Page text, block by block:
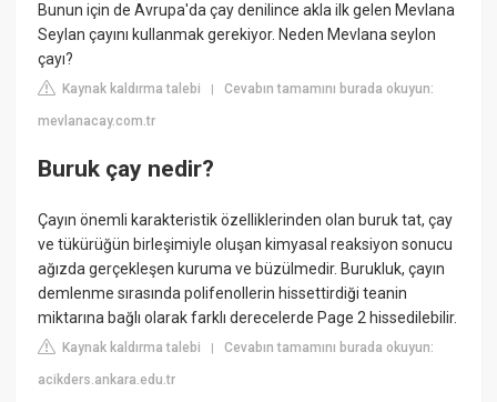
Bunun için de Avrupa'da çay denilince akla ilk gelen Mevlana
Seylan çayını kullanmak gerekiyor. Neden Mevlana seylon
çayı?
Kaynak kaldırma talebi |Cevabın tamamını burada okuyun:
mevlanacay.com.tr
Buruk çay nedir?
Çayın önemli karakteristik özelliklerinden olan buruk tat, çay
ve tükürüğün birleşimiyle oluşan kimyasal reaksiyon sonucu
ağızda gerçekleşen kuruma ve büzülmedir. Burukluk, çayın
demlenme sırasında polifenollerin hissettirdiği teanin
miktarına bağlı olarak farklı derecelerde Page 2 hissedilebilir.
Kaynak kaldırma talebi |Cevabın tamamını burada okuyun:
acikders.ankara.edu.tr